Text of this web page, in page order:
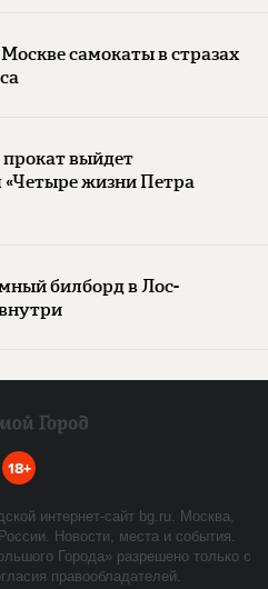
самокаты в стразах
прокат выйдет
жизни Петра
билборд в Лос-
18+
интернет-сайт bg.ru. Москва,
Новости, места и события.
Города» разрешено только с
правообладателей.